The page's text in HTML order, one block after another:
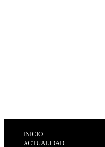
INICIO
ACTUALIDAD